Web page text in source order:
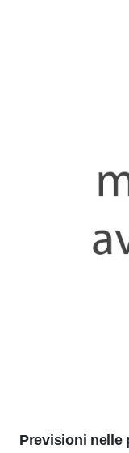
Previsioni nelle